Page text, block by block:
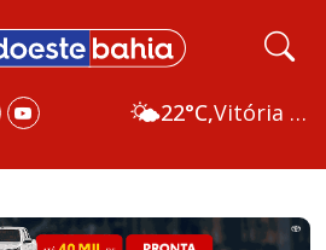
🌤️22°C, Vitória da Conquista